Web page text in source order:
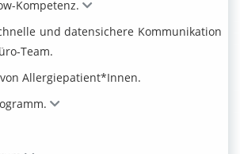
Kompetenz.
und datensichere Kommunikation
Team.
Allergiepatient*Innen.